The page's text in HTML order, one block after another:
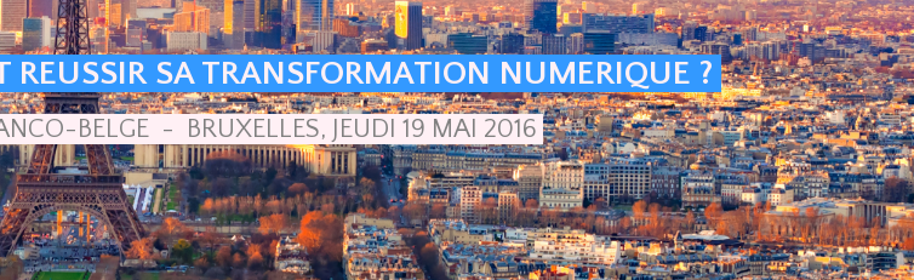
SA TRANSFORMATION NUMERIQUE ?
BELGE - BRUXELLES, JEUDI 19 MAI 2016